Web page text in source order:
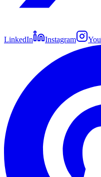
LinkedIn Instagram